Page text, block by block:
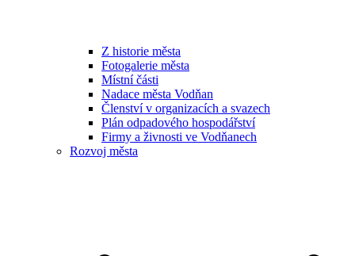
Z historie města
Fotogalerie města
Místní části
Nadace města Vodňan
Členství v organizacích a svazech
Plán odpadového hospodářství
Firmy a živnosti ve Vodňanech
Rozvoj města